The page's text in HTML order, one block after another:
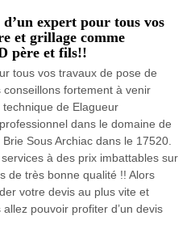
expert pour tous vos
et grillage comme
père et fils!!
tous vos travaux de pose de
fortement à venir
de Elagueur
dans le domaine de
Sous Archiac dans le 17520.
à des prix imbattables sur
de très bonne qualité !! Alors
votre devis au plus vite et
pouvoir profiter d’un devis